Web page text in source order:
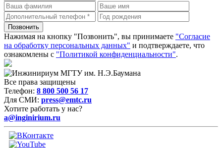
Нажимая на кнопку "Позвонить", вы принимаете "Согласие
на обработку персональных данных" и подтверждаете, что
ознакомлены с "Политикой конфиденциальности".
Все права защищены
Телефон: 8 800 500 56 17
Для СМИ: press@emtc.ru
Хотите работать у нас?
a@inginirium.ru